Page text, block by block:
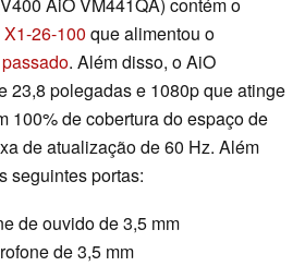
26-100 que alimentou o
. Além disso, o AiO
23,8 polegadas e 1080p que atinge
100% de cobertura do espaço de
de atualização de 60 Hz. Além
seguintes portas:
de ouvido de 3,5 mm
de 3,5 mm